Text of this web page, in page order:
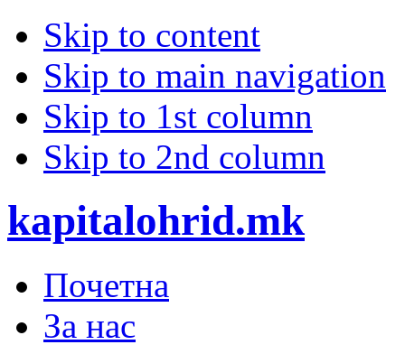
Skip to content
Skip to main navigation
Skip to 1st column
Skip to 2nd column
kapitalohrid.mk
Почетна
За нас